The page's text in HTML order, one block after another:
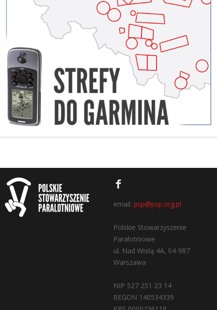
email: psp@psp.org.pl
Polskie Stowarzyszenie
Paralotniowe
ul. Nad Wisłą 4A, 04-987
Warszawa
NIP 527 251 23 14
REGON 140534339